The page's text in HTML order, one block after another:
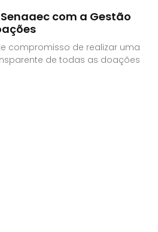
com a Gestão
compromisso de realizar uma
de todas as doações